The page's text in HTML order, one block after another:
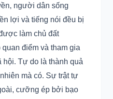
người dân sống
lợi và tiếng nói đều bị
làm chủ đất
điểm và tham gia
hội. Tự do là thành quả
mà có. Sự trật tự
cưỡng ép bởi bạo